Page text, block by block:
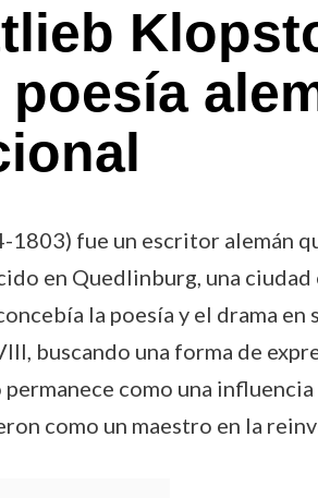
fue un escritor alemán
en Quedlinburg, una
la poesía y el drama
buscando una forma de
como una
como un maestro en la